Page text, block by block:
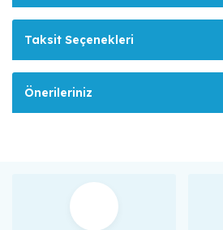
Taksit Seçenekleri
Önerileriniz